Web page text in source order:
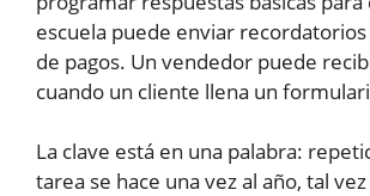
escuela puede enviar
de pagos. Un vendedor puede
cuando un cliente llena un
La clave está en una palabra:
tarea se hace una vez al año, tal